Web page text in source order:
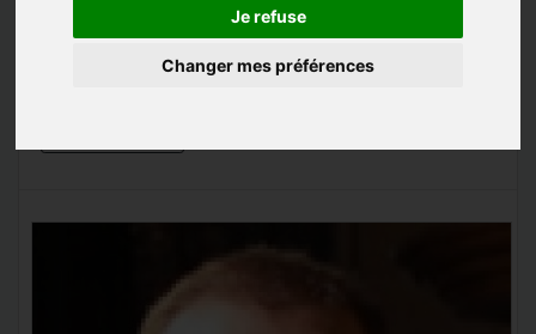
Je refuse
Changer mes préférences
LES PROFESSEURS